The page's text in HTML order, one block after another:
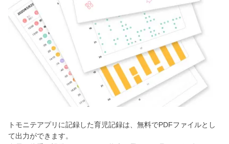
トモニテアプリに記録した育児記録は、無料でPDFファイルとし
て出力ができます。